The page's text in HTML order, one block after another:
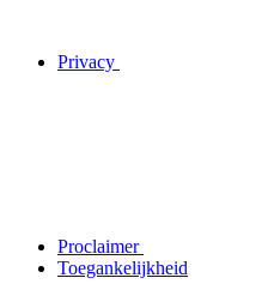
Privacy
Proclaimer
Toegankelijkheid